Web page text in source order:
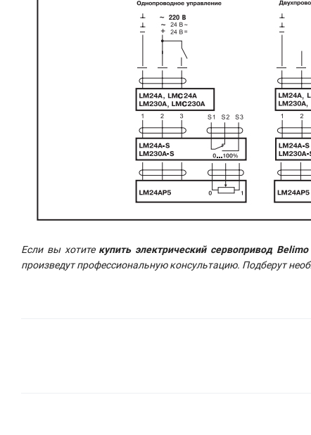
Если вы хотите купить электрический сервопривод
произведут профессиональную консультацию. Подберут